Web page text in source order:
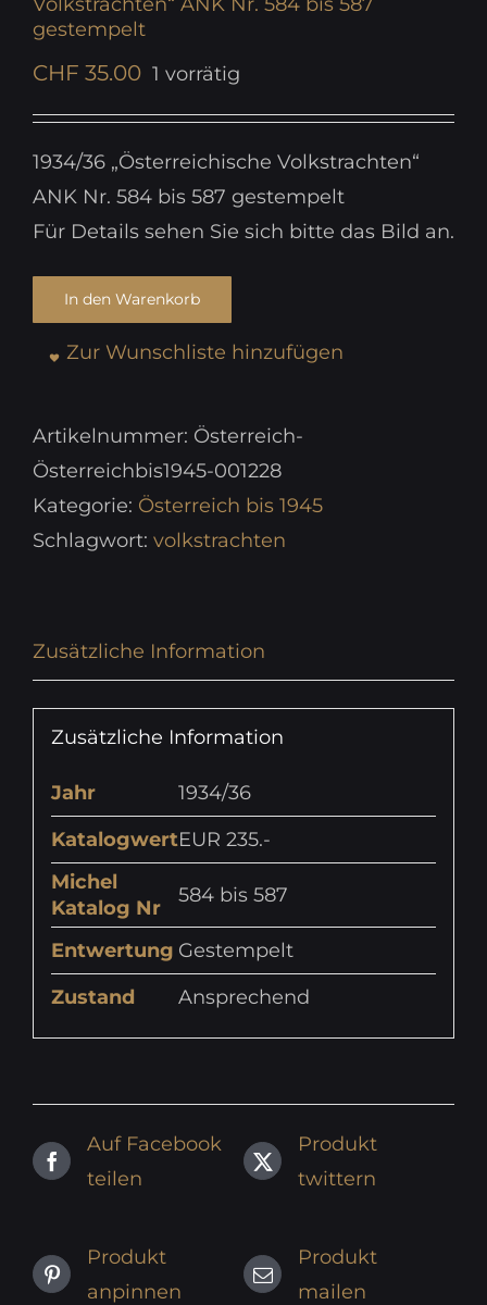
gestempelt
CHF 35.00 1 vorrätig
1934/36 „Österreichische Volkstrachten“
ANK Nr. 584 bis 587 gestempelt
Für Details sehen Sie sich bitte das Bild an.
In den Warenkorb
Zur Wunschliste hinzufügen
Artikelnummer: Österreich-
Österreichbis1945-001228
Kategorie: Österreich bis 1945
Schlagwort: volkstrachten
Zusätzliche Information
Zusätzliche Information
Jahr
1934/36
KatalogwertEUR 235.-
Michel
Katalog Nr
584 bis 587
Entwertung Gestempelt
Zustand
Ansprechend
Auf Facebook
teilen
Produkt
twittern
Produkt
anpinnen
Produkt
mailen